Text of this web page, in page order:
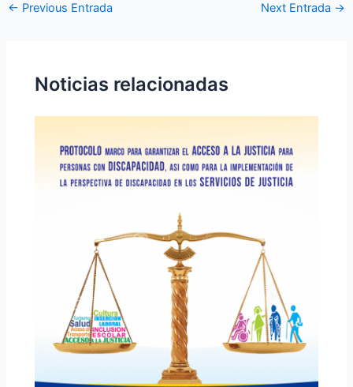
← Previous Entrada Next Entrada →
Noticias relacionadas